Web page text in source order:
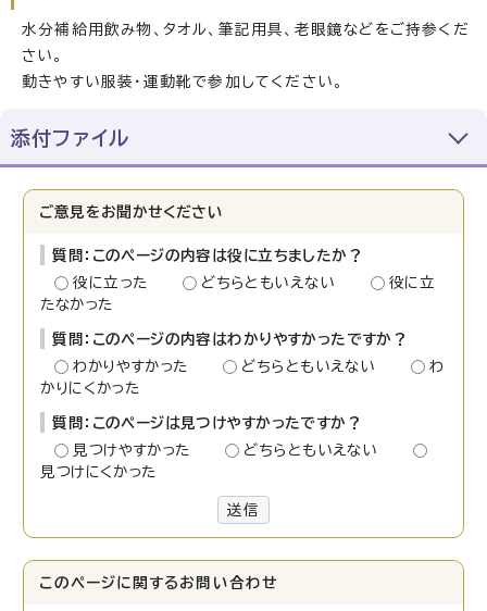
水分補給用飲み物、タオル、筆記用具、老眼鏡などをご持参くだ
さい。
動きやすい服装・運動靴で参加してください。
添付ファイル
ご意見をお聞かせください
質問：このページの内容は役に立ちましたか？
役に立った
どちらともいえない
役に立
たなかった
質問：このページの内容はわかりやすかったですか？
わかりやすかった
どちらともいえない
わ
かりにくかった
質問：このページは見つけやすかったですか？
見つけやすかった
どちらともいえない
見つけにくかった
送信
このページに関する お問い合わせ